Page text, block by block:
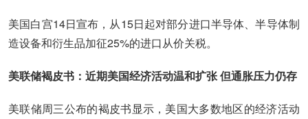
美国白宫14日宣布，从15日起对部分进口半导体、半导体制
造设备和衍生品加征25%的进口从价关税。
美联储褐皮书：近期美国经济活动温和扩张 但通胀压力仍存
美联储周三公布的褐皮书显示，美国大多数地区的经济活动